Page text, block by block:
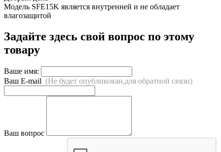
Модель SFE15K является внутренней и не обладает
влагозащитой
Задайте здесь свой вопрос по этому
товару
Ваше имя:
Ваш E-mail (Не будет опубликован,для обратной связи)
Ваш вопрос